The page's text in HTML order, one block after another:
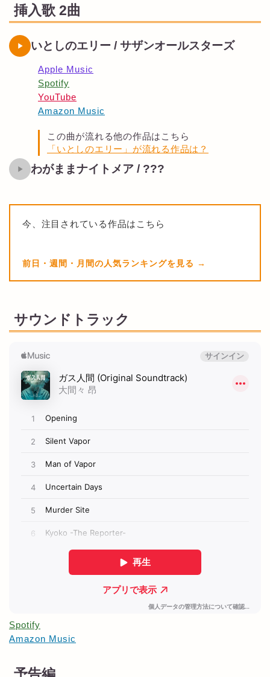
挿入歌 2曲
いとしのエリー / サザンオールスターズ
Apple Music
Spotify
YouTube
Amazon Music
この曲が流れる他の作品はこちら
「いとしのエリー」が流れる作品は？
わがままナイトメア / ???
今、注目されている作品はこちら
前日・週間・月間の人気ランキングを見る
サウンドトラック
Spotify
Amazon Music